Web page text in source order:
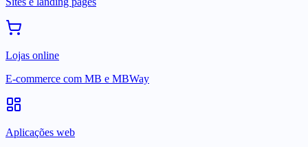
Lojas online
E-commerce com MB e MBWay
Aplicações web